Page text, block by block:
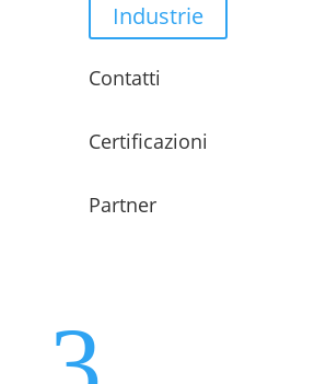
Industrie
Contatti
Certificazioni
Partner